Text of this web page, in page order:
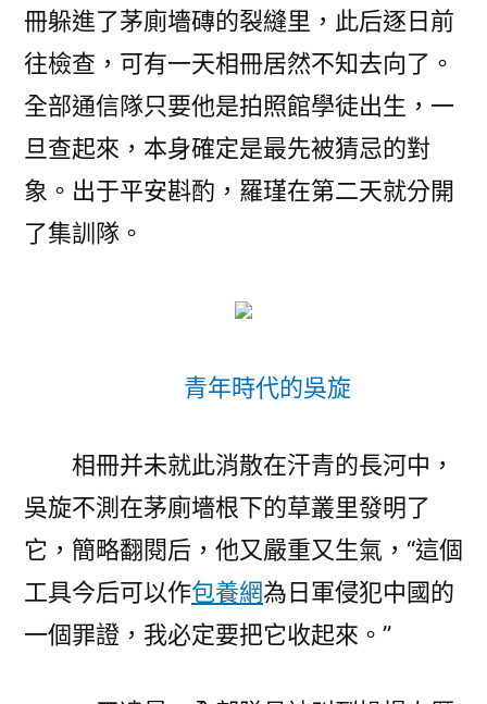
冊躲進了茅廁墻磚的裂縫里，此后逐日前
往檢查，可有一天相冊居然不知去向了。
全部通信隊只要他是拍照館學徒出生，一
旦查起來，本身確定是最先被猜忌的對
象。出于平安斟酌，羅瑾在第二天就分開
了集訓隊。
青年時代的吳旋
相冊并未就此消散在汗青的長河中，
吳旋不測在茅廁墻根下的草叢里發明了
它，簡略翻閱后，他又嚴重又生氣，“這個
工具今后可以作包養網為日軍侵犯中國的
一個罪證，我必定要把它收起來。”